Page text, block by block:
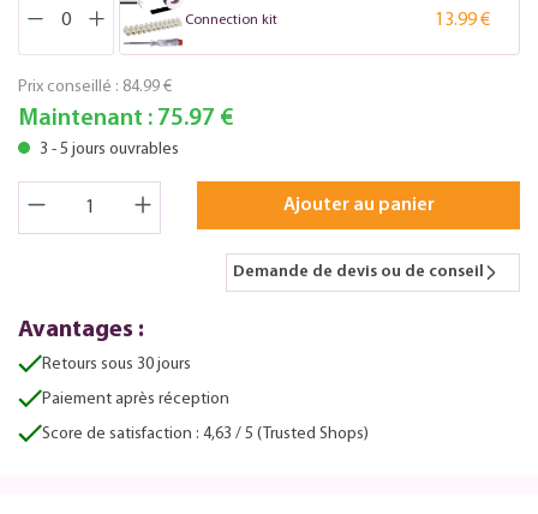
Connection kit 13.99 €
Prix conseillé : 84.99 €
Maintenant : 75.97 €
3 - 5 jours ouvrables
Ajouter au panier
Demande de devis ou de conseil
Avantages :
Retours sous 30 jours
Paiement après réception
Score de satisfaction : 4,63 / 5 (Trusted Shops)